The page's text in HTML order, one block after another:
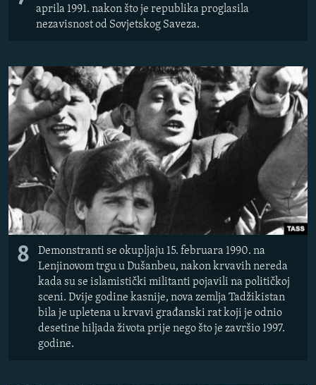
aprila 1991. nakon što je republika proglasila
nezavisnost od Sovjetskog Saveza.
8
Demonstranti se okupljaju 15. februara 1990. na
Lenjinovom trgu u Dušanbeu, nakon krvavih nereda
kada su se islamistički militanti pojavili na političkoj
sceni. Dvije godine kasnije, nova zemlja Tadžikistan
bila je upletena u krvavi građanski rat koji je odnio
desetine hiljada života prije nego što je završio 1997.
godine.